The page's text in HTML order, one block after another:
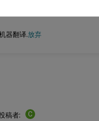
器翻译.放弃
稿者: C